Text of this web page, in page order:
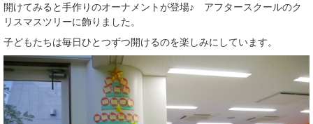
開けてみると手作りのオーナメントが登場♪ アフタースクールのク
リスマスツリーに飾りました。
子どもたちは毎日ひとつずつ開けるのを楽しみにしています。